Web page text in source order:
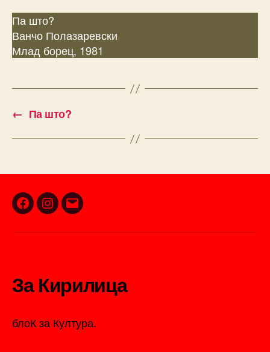
Па што?
Ванчо Полазаревски
Млад борец, 1981
← Па што?
Facebook
Instagram
Email
За Кирилица
блоК за Култура.